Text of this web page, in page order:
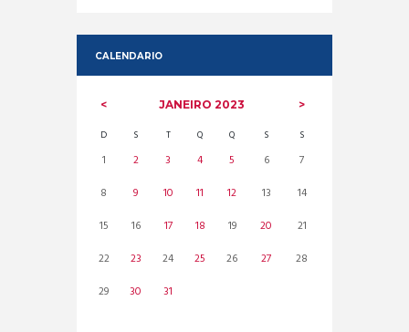
CALENDARIO
JANEIRO2023
D S T Q Q S S
1 2 3 4 5 6
7
8
9 10 11 12 13
14
15
16 17 18 19 20
21
22
23 24 25 26 27
28
29
30 31